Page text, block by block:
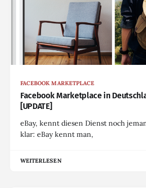
FACEBOOK MARKETPLACE
Facebook Marketplace in
[UPDATE]
eBay, kennt diesen Dienst noch
klar: eBay kennt man,
WEITERLESEN